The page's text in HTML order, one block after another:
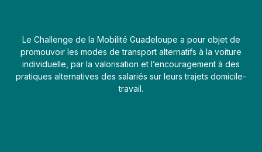
Le Challenge de la Mobilité Guadeloupe a pour objet de
promouvoir les modes de transport alternatifs à la voiture
individuelle, par la valorisation et l’encouragement à des
pratiques alternatives des salariés sur leurs trajets domicile-
travail.